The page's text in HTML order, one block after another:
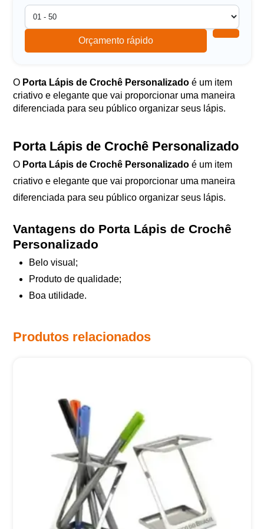
Orçamento rápido
O Porta Lápis de Crochê Personalizadoé um item
criativo e elegante que vai proporcionar uma maneira
diferenciada para seu público organizar seus lápis.
Porta Lápis de Crochê Personalizado
O Porta Lápis de Crochê Personalizadoé um item
criativo e elegante que vai proporcionar uma maneira
diferenciada para seu público organizar seus lápis.
Vantagens do Porta Lápis de Crochê
Personalizado
Belo visual;
Produto de qualidade;
Boa utilidade.
Produtos relacionados